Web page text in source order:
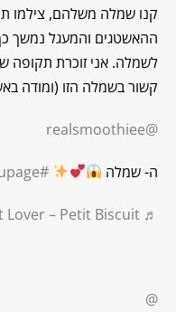
קנו שמלה משלהם, צילמו
ההאשטגים והמעגל נמשך
לשמלה. אני זוכרת תקופה
קשור בשמלה הזו (ומודה
@realsmoothiee
ה- שמלה #foryou
♬ Sunset Lover – Petit Biscuit
@